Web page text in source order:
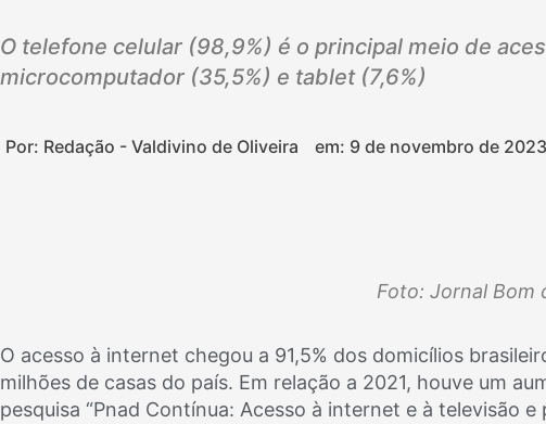
O telefone celular (98,9%) é o principal meio de
microcomputador (35,5%) e tablet (7,6%)
Por: Redação - Valdivino de Oliveira em: 9 de novembro de 2023
Foto: Jornal Bom
O acesso à internet chegou a 91,5% dos domicílios
milhões de casas do país. Em relação a 2021, houve um
pesquisa “Pnad Contínua: Acesso à internet e à televisão